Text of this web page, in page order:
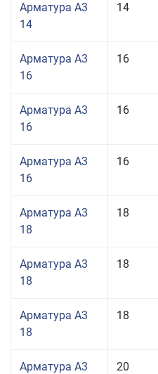
Арматура А3
14
14
Арматура А3
16
16
Арматура А3
16
16
Арматура А3
16
16
Арматура А3
18
18
Арматура А3
18
18
Арматура А3
18
18
Арматура А3
20